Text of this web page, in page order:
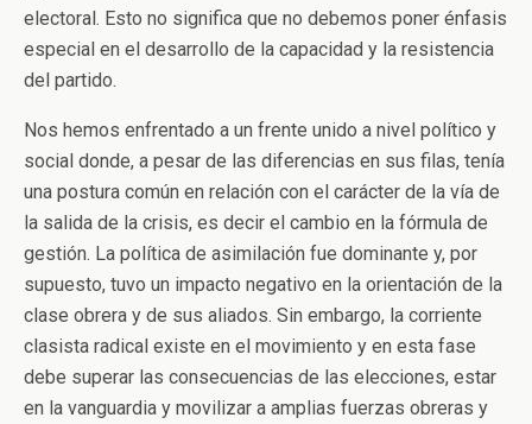
electoral. Esto no significa que no debemos poner énfasis
especial en el desarrollo de la capacidad y la resistencia
del partido.
Nos hemos enfrentado a un frente unido a nivel político y
social donde, a pesar de las diferencias en sus filas, tenía
una postura común en relación con el carácter de la vía de
la salida de la crisis, es decir el cambio en la fórmula de
gestión. La política de asimilación fue dominante y, por
supuesto, tuvo un impacto negativo en la orientación de la
clase obrera y de sus aliados. Sin embargo, la corriente
clasista radical existe en el movimiento y en esta fase
debe superar las consecuencias de las elecciones, estar
en la vanguardia y movilizar a amplias fuerzas obreras y